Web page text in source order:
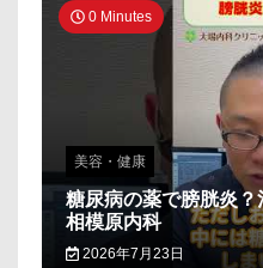
0 Minutes
美容・健康
糖尿病の薬で膀胱炎？
相模原内科
2026年7月23日